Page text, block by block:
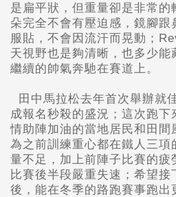
是扁平狀，但重量卻是非常
朵完全不會有壓迫感，鏡腳跟
服貼，不會因流汗而晃動；
天視野也是夠清晰，也多少能
繼續的帥氣奔馳在賽道上。
田中馬拉松去年首次舉辦就
成報名秒殺的盛況；這次跑下
情助陣加油的當地居民和田間
為之前訓練重心都在鐵人三項
量不足，加上前陣子比賽的疲
比賽後半段嚴重失速；希望接
後，能在冬季的路跑賽事跑出